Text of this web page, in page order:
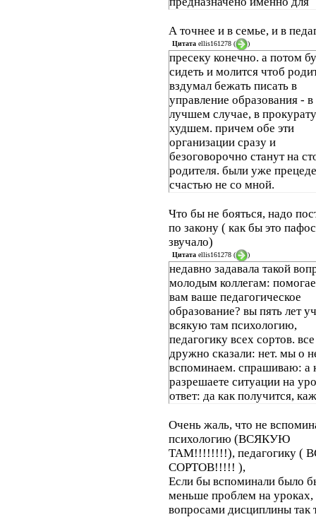
А точнее и в семье, и в
Цитата ellis161278 ( )
пресеку конечно. а потом
сидеть и молится чтоб
вздумал бежать писать в
управление образования - в
лучшем случае, в
худшем. причем обе эти
организации сразу и
безоговорочно станут на
родителя. были уже
счастью не со мной.
Что бы не бояться, надо
по закону ( как бы это
звучало)
Цитата ellis161278 ( )
недавно задавала такой
молодым коллегам:
вам ваше педагогическое
образование? вы пять лет
всякую там психологию,
педагогику всех сортов. все
дружно сказали: нет. мы о
вспоминаем. спрашиваю: а
разрешаете ситуации на
ответ: да как получится,
что очень помогает
преподавания.... так что
вы правы.....
Очень жаль, что не
психологию (ВСЯКУЮ
ТАМ!!!!!!!!), педагогику (
СОРТОВ!!!!! ),
Если бы вспоминали было
меньше проблем на уроках,
вопросами дисциплины так